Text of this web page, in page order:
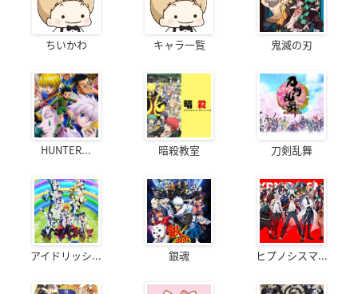
ちいかわ キャラ一覧 鬼滅の刃
HUNTER... 暗殺教室 刀剣乱舞
アイドリッシ... 銀魂 ヒプノシスマ...